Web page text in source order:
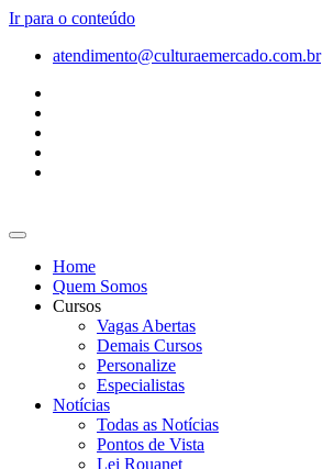
Ir para o conteúdo
atendimento@culturaemercado.com.br
Home
Quem Somos
Cursos
Vagas Abertas
Demais Cursos
Personalize
Especialistas
Notícias
Todas as Notícias
Pontos de Vista
Lei Rouanet